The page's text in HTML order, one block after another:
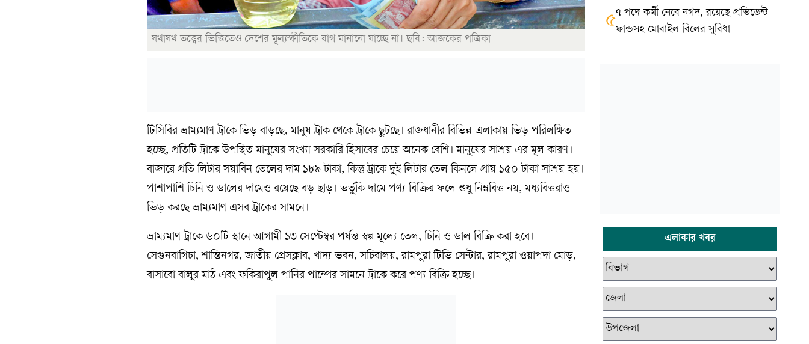
যথাযথ তত্ত্বের ভিত্তিতেও দেশের মূল্যস্ফীতিকে বাগ মানানো যাচ্ছে না। ছবি: আজকের পত্রিকা
টিসিবির ভ্রাম্যমাণ ট্রাকে ভিড় বাড়ছে, মানুষ ট্রাক থেকে ট্রাকে ছুটছে। রাজধানীর বিভিন্ন এলাকায় ভিড় পরিলক্ষিত
হচ্ছে, প্রতিটি ট্রাকে উপস্থিত মানুষের সংখ্যা সরকারি হিসাবের চেয়ে অনেক বেশি। মানুষের সাশ্রয় এর মূল কারণ।
বাজারে প্রতি লিটার সয়াবিন তেলের দাম ১৮৯ টাকা, কিন্তু ট্রাকে দুই লিটার তেল কিনলে প্রায় ১৫০ টাকা সাশ্রয় হয়।
পাশাপাশি চিনি ও ডালের দামেও রয়েছে বড় ছাড়। ভর্তুকি দামে পণ্য বিক্রির ফলে শুধু নিম্নবিত্ত নয়, মধ্যবিত্তরাও
ভিড় করছে ভ্রাম্যমাণ এসব ট্রাকের সামনে।
ভ্রাম্যমাণ ট্রাকে ৬০টি স্থানে আগামী ১৩ সেপ্টেম্বর পর্যন্ত স্বল্প মূল্যে তেল, চিনি ও ডাল বিক্রি করা হবে।
সেগুনবাগিচা, শান্তিনগর, জাতীয় প্রেসক্লাব, খাদ্য ভবন, সচিবালয়, রামপুরা টিভি সেন্টার, রামপুরা ওয়াপদা মোড়,
বাসাবো বালুর মাঠ এবং ফকিরাপুল পানির পাম্পের সামনে ট্রাকে করে পণ্য বিক্রি হচ্ছে।
৫৭ পদে কর্মী নেবে নগদ, রয়েছে প্রভিডেন্ট
ফান্ডসহ মোবাইল বিলের সুবিধা
এলাকার খবর